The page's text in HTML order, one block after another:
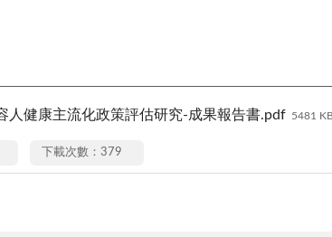
人健康主流化政策評估研究-成果報告書.pdf 5481 KB
下載次數：379